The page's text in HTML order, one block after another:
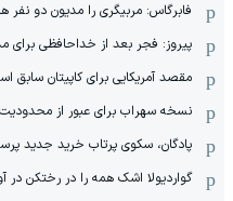
فابرگاس: مربیگری را مدیون دو نفر
پیروز: فجر بعد از خداحافظی برای
مقصد آمریکایی برای کاپیتان سابق
نسخه سهراب برای عبور از
پادگان، سکوی پرتاب خرید جدید
گواردیولا اشک همه را در رختکن در